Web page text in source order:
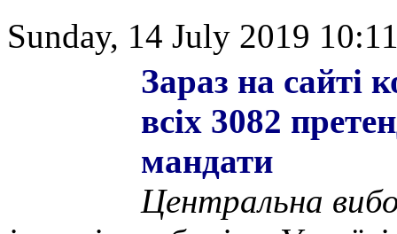
Sunday, 14 July 2019
Зараз на сайті
всіх 3082
мандати
Центральна